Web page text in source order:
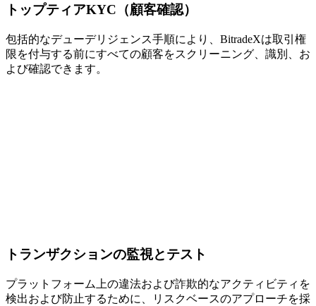
トップティアKYC（顧客確認）
包括的なデューデリジェンス手順により、BitradeXは取引権
限を付与する前にすべての顧客をスクリーニング、識別、お
よび確認できます。
トランザクションの監視とテスト
プラットフォーム上の違法および詐欺的なアクティビティを
検出および防止するために、リスクベースのアプローチを採